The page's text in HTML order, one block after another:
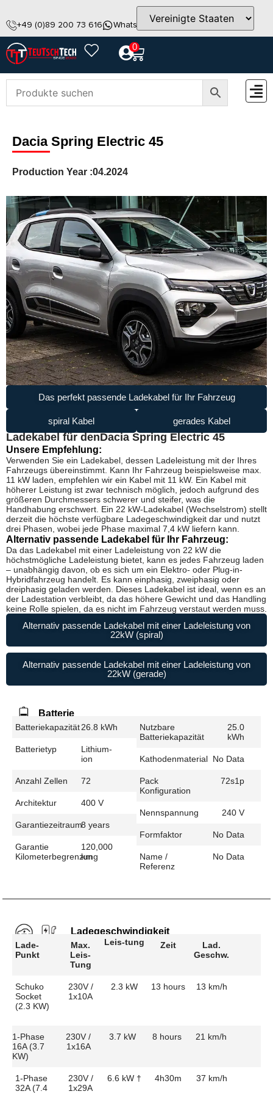
+49 (0)89 200 73 616 WhatsApp info@teutschtech.com
0
Dacia Spring Electric 45
Production Year :04.2024
Das perfekt passende Ladekabel für Ihr Fahrzeug
spiral Kabel gerades Kabel
Ladekabel für denDacia Spring Electric 45
Unsere Empfehlung:
Verwenden Sie ein Ladekabel, dessen Ladeleistung mit der Ihres
Fahrzeugs übereinstimmt. Kann Ihr Fahrzeug beispielsweise max.
11 kW laden, empfehlen wir ein Kabel mit 11 kW. Ein Kabel mit
höherer Leistung ist zwar technisch möglich, jedoch aufgrund des
größeren Durchmessers schwerer und steifer, was die
Handhabung erschwert. Ein 22 kW-Ladekabel (Wechselstrom) stellt
derzeit die höchste verfügbare Ladegeschwindigkeit dar und nutzt
drei Phasen, wobei jede Phase maximal 7,4 kW liefern kann.
Alternativ passende Ladekabel für Ihr Fahrzeug:
Da das Ladekabel mit einer Ladeleistung von 22 kW die
höchstmögliche Ladeleistung bietet, kann es jedes Fahrzeug laden
– unabhängig davon, ob es sich um ein Elektro- oder Plug-in-
Hybridfahrzeug handelt. Es kann einphasig, zweiphasig oder
dreiphasig geladen werden. Dieses Ladekabel ist ideal, wenn es an
der Ladestation verbleibt, da das höhere Gewicht und das Handling
keine Rolle spielen, da es nicht im Fahrzeug verstaut werden muss.
Alternativ passende Ladekabel mit einer Ladeleistung von
22kW (spiral)
Alternativ passende Ladekabel mit einer Ladeleistung von
22kW (gerade)
Batterie
Batteriekapazität26.8 kWh
Batterietyp
Lithium-
ion
Anzahl Zellen 72
Architektur 400 V
Garantiezeitraum8 years
Garantie
Kilometerbegrenzung
120,000
km
Nutzbare
Batteriekapazität
25.0
kWh
Kathodenmaterial No Data
Pack
Konfiguration
72s1p
Nennspannung 240 V
Formfaktor No Data
Name /
Referenz
No Data
Ladegeschwindigkeit
Lade-
Punkt
Max.
Leis-
Tung
Leis-tung Zeit
Lad.
Geschw.
Schuko
Socket
(2.3 KW)
230V /
1x10A
2.3 kW 13 hours 13 km/h
1-Phase
16A (3.7
KW)
230V /
1x16A
3.7 kW 8 hours 21 km/h
1-Phase
32A (7.4
230V /
1x29A
6.6 kW † 4h30m 37 km/h